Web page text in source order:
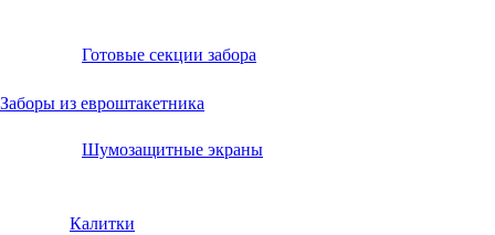
Готовые секции забора
Заборы из евроштакетника
Шумозащитные экраны
Калитки